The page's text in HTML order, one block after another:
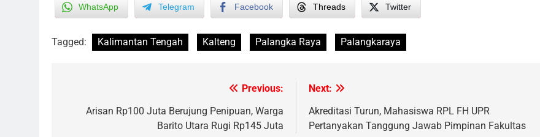
WhatsApp Telegram Facebook Threads Twitter
Tagged: Kalimantan Tengah Kalteng Palangka Raya Palangkaraya
navigation
Previous:
Arisan Rp100 Juta Berujung Penipuan, Warga
Barito Utara Rugi Rp145 Juta
Next:
Akreditasi Turun, Mahasiswa RPL FH UPR
Pertanyakan Tanggung Jawab Pimpinan Fakultas
Tersangka Dugaan Korupsi
Dana Hibah Pilkada Rp40 Miliar
HUKUM DAN KRIMINAL
6
Presiden Prabowo Minta Bahlil
Sudarsono: Keberhasilan APBD
Bukan Sekadar Hemat